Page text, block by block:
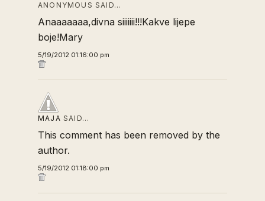
ANONYMOUS SAID…
Anaaaaaaa,divna siiiiiii!!!Kakve lijepe
boje!Mary
5/19/2012 01:16:00 pm
MAJA SAID…
This comment has been removed by the
author.
5/19/2012 01:18:00 pm